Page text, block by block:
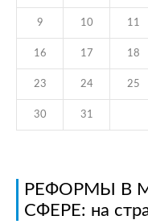
9 10 11
16 17 18
23 24 25
30 31
РЕФОРМЫ В
СФЕРЕ: на